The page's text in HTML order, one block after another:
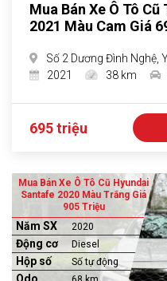
Mua Bán Xe Ô Tô
2021 Màu Cam Giá
Số 2 Dương Đình Nghệ,
2021
38 km
695 triệu
Mua Bán Xe Ô Tô Cũ Hyundai
Santafe 2020 Màu Trắng Giá
905 Triệu
Năm SX 2020
Động cơ Diesel
Hộp số Số tự động